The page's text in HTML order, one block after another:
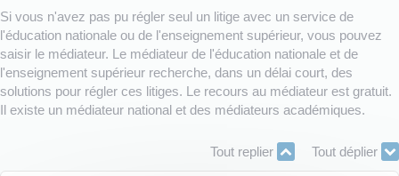
Si vous n'avez pas pu régler seul un litige avec un service de
l'éducation nationale ou de l'enseignement supérieur, vous pouvez
saisir le médiateur. Le médiateur de l'éducation nationale et de
l'enseignement supérieur recherche, dans un délai court, des
solutions pour régler ces litiges. Le recours au médiateur est gratuit.
Il existe un médiateur national et des médiateurs académiques.
Tout replier Tout déplier